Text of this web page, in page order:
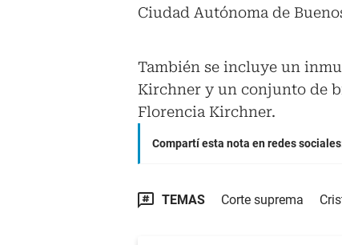
Ciudad Autónoma de
También se incluye un
Kirchner y un conjunto de
Florencia Kirchner.
Compartí esta nota en redes
TEMAS Corte suprema